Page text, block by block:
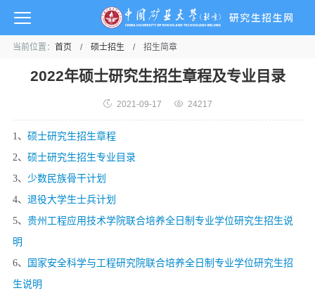
当前位置： 首页 / 硕士招生 / 招生简章
2022年硕士研究生招生章程及专业目录
2021-09-17 24217
1、 硕士研究生招生章程
2、 硕士研究生招生专业目录
3、 少数民族骨干计划
4、 退役大学生士兵计划
5、 贵州工程应用技术学院联合培养全日制专业学位研究生招生说
明
6、
国家安全科学与工程研究院联合培养全日制专业学位研究生招
生说明